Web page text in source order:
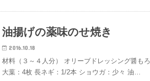
油揚げの薬味のせ焼き
2016.10.18
材料（３～４人分） オリーブドレッシング醤も
大葉：4枚 長ネギ：1/2本 ショウガ：少々 油…